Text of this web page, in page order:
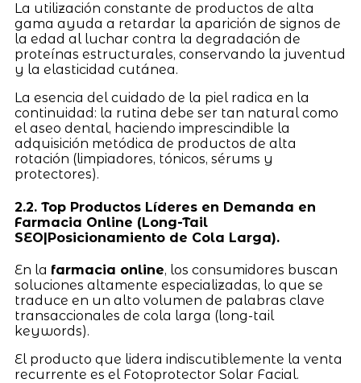
La utilización constante de productos de alta
gama ayuda a retardar la aparición de signos de
la edad al luchar contra la degradación de
proteínas estructurales, conservando la juventud
y la elasticidad cutánea.
La esencia del cuidado de la piel radica en la
continuidad: la rutina debe ser tan natural como
el aseo dental, haciendo imprescindible la
adquisición metódica de productos de alta
rotación (limpiadores, tónicos, sérums y
protectores).
2.2. Top Productos Líderes en Demanda en
Farmacia Online (Long-Tail
SEO|Posicionamiento de Cola Larga).
En la farmacia online, los consumidores buscan
soluciones altamente especializadas, lo que se
traduce en un alto volumen de palabras clave
transaccionales de cola larga (long-tail
keywords).
El producto que lidera indiscutiblemente la venta
recurrente es el Fotoprotector Solar Facial.